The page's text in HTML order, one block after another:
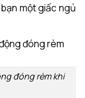
một giấc ngủ
đóng rèm khi